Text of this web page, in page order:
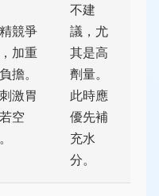
競爭
加重
擔。
激胃
空
不建
議，尤
其是高
劑量。
此時應
優先補
充水
分。